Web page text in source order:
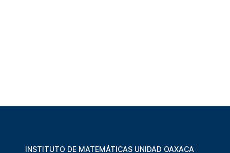
INSTITUTO DE MATEMÁTICAS UNIDAD OAXACA